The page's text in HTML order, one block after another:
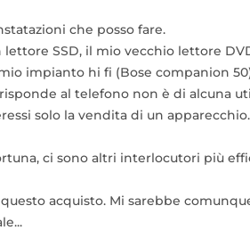
che posso fare.
lettore SSD, il mio vecchio lettore
impianto hi fi (Bose companion
al telefono non è di alcuna
solo la vendita di un
ci sono altri interlocutori più
acquisto. Mi sarebbe